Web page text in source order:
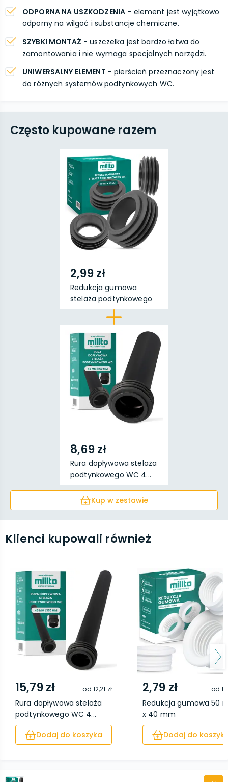
ODPORNA NA USZKODZENIA - element jest wyjątkowo
odporny na wilgoć i substancje chemiczne.
SZYBKI MONTAŻ - uszczelka jest bardzo łatwa do
zamontowania i nie wymaga specjalnych narzędzi.
UNIWERSALNY ELEMENT - pierścień przeznaczony jest
do różnych systemów podtynkowych WC.
Często kupowane razem
2,99 zł
Redukcja gumowa
stelaża podtynkowego
WC...
8,69 zł
Rura dopływowa stelaża
podtynkowego WC 4...
Kup w zestawie
Klienci kupowali również
15,79 zł od 12,21 zł
Rura dopływowa stelaża
podtynkowego WC 4...
Dodaj do koszyka
2,79 zł od
Redukcja gumowa 50
x 40 mm
Dodaj do